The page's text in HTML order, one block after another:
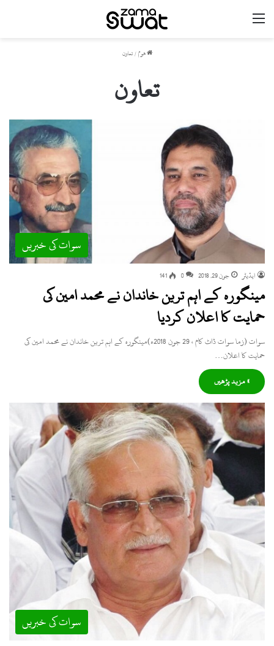
ھوم / تعاون
تعاون
سوات کی خبریں
ایڈیٹر جون 29, 2018 0
141
مینگورہ کے اہم ترین خاندان نے محمد امین کی
حمایت کا اعلان کردیا
سوات (زما سوات ڈاٹ کام ، 29 جون 2018ء)مینگورہ کے اہم ترین خاندان نے محمد امین کی
حمایت کا اعلان…
» مزید پڑھیں
سوات کی خبریں